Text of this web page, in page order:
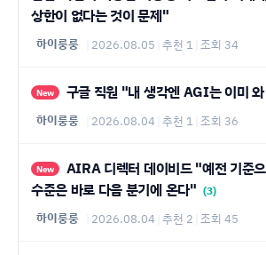
상한이 없다는 것이 문제"
하이룽룽 2026.08.05 추천 1 조회 34
New 구글 직원 "내 생각엔 AGI는 이미
하이룽룽 2026.08.04 추천 1 조회 36
New
수준은 바로 다음 분기에 온다" (3)
하이룽룽 2026.08.04 추천 2 조회 45